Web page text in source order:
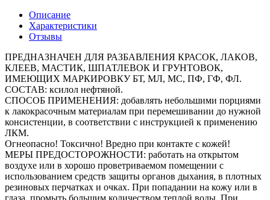
Описание
Характеристики
Отзывы
ПРЕДНАЗНАЧЕН ДЛЯ РАЗБАВЛЕНИЯ КРАСОК, ЛАКОВ,
КЛЕЕВ, МАСТИК, ШПАТЛЕВОК И ГРУНТОВОК,
ИМЕЮЩИХ МАРКИРОВКУ БТ, МЛ, МС, ПФ, ГФ, ФЛ.
СОСТАВ: ксилол нефтяной.
СПОСОБ ПРИМЕНЕНИЯ: добавлять небольшими порциями
к лакокрасочным материалам при перемешивании до нужной
консистенции, в соответствии с инструкцией к применению
ЛКМ.
Огнеопасно! Токсично! Вредно при контакте с кожей!
МЕРЫ ПРЕДОСТОРОЖНОСТИ: работать на открытом
воздухе или в хорошо проветриваемом помещении с
использованием средств защиты органов дыхания, в плотных
резиновых перчатках и очках. При попадании на кожу или в
глаза, промыть большим количеством теплой воды. При